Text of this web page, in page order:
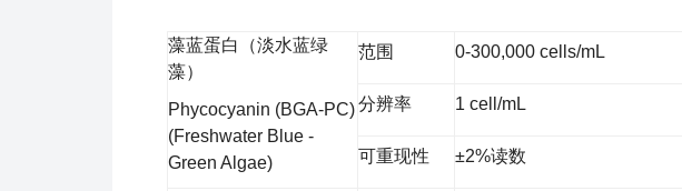
藻蓝蛋白（淡水蓝绿
藻）
Phycocyanin (BGA-PC)
(Freshwater Blue -
Green Algae)
范围 0-300,000 cells/mL
分辨率 1 cell/mL
可重现性 ±2%读数